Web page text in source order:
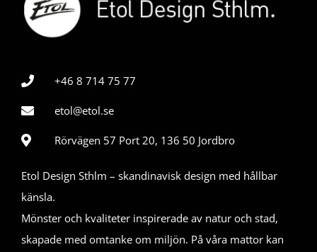
+46 8 714 75 77
etol@etol.se
Rörvägen 57 Port 20, 136 50 Jordbro
Etol Design Sthlm – skandinavisk design med hållbar
känsla.
Mönster och kvaliteter inspirerade av natur och stad,
skapade med omtanke om miljön. På våra mattor kan